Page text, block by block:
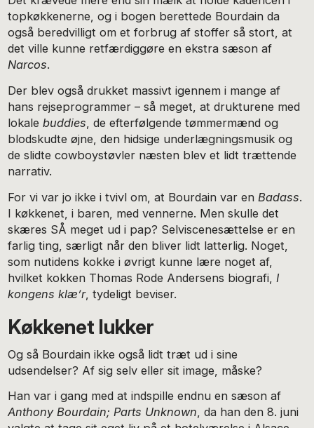
topkøkkenerne, og i bogen berettede Bourdain da
også beredvilligt om et forbrug af stoffer så stort, at
det ville kunne retfærdiggøre en ekstra sæson af
Narcos.
Der blev også drukket massivt igennem i mange af
hans rejseprogrammer – så meget, at drukturene med
lokalebuddies, de efterfølgende tømmermænd og
blodskudte øjne, den hidsige underlægningsmusik og
de slidte cowboystøvler næsten blev et lidt trættende
narrativ.
For vi var jo ikke i tvivl om, at Bourdain var en Badass.
I køkkenet, i baren, med vennerne. Men skulle det
skæres SÅ meget ud i pap? Selviscenesættelse er en
farlig ting, særligt når den bliver lidt latterlig. Noget,
som nutidens kokke i øvrigt kunne lære noget af,
hvilket kokken Thomas Rode Andersens biografi, I
kongens klæ’r, tydeligt beviser.
Køkkenet lukker
Og så Bourdain ikke også lidt træt ud i sine
udsendelser? Af sig selv eller sit image, måske?
Han var i gang med at indspille endnu en sæson af
Anthony Bourdain; Parts Unknown, da han den 8. juni